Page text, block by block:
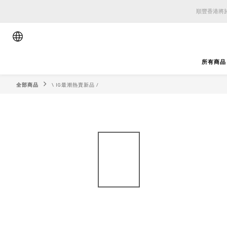
順豐香港將
順豐香港將
所有商品
全部商品 \ IG最潮熱賣新品 /